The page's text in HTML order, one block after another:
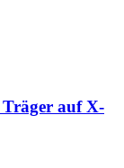
Träger auf X-